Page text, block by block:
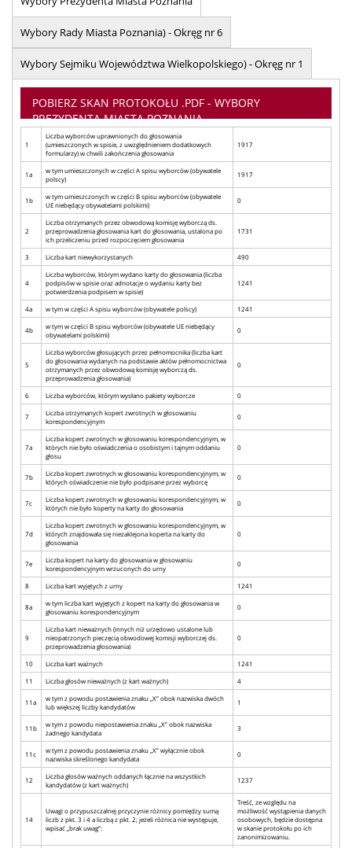
Wybory Rady Miasta Poznania) - Okręg nr 6
Wybory Sejmiku Województwa Wielkopolskiego) - Okręg nr 1
POBIERZ SKAN PROTOKOŁU .PDF - WYBORY
PREZYDENTA MIASTA POZNANIA
1
Liczba wyborców uprawnionych do głosowania
(umieszczonych w spisie, z uwzględnieniem dodatkowych
formularzy) w chwili zakończenia głosowania
1917
1a
w tym umieszczonych w części A spisu wyborców (obywatele
polscy)
1917
1b
w tym umieszczonych w części B spisu wyborców (obywatele
UE niebędący obywatelami polskimi)
0
2
Liczba otrzymanych przez obwodową komisję wyborczą ds.
przeprowadzenia głosowania kart do głosowania, ustalona po
ich przeliczeniu przed rozpoczęciem głosowania
1731
3 Liczba kart niewykorzystanych 490
4
Liczba wyborców, którym wydano karty do głosowania (liczba
podpisów w spisie oraz adnotacje o wydaniu karty bez
potwierdzenia podpisem w spisie)
1241
4a w tym w części A spisu wyborców (obywatele polscy) 1241
4b
w tym w części B spisu wyborców (obywatele UE niebędący
obywatelami polskimi)
0
5
Liczba wyborców głosujących przez pełnomocnika (liczba kart
do głosowania wydanych na podstawie aktów pełnomocnictwa
otrzymanych przez obwodową komisję wyborczą ds.
przeprowadzenia głosowania)
0
6 Liczba wyborców, którym wysłano pakiety wyborcze 0
7
Liczba otrzymanych kopert zwrotnych w głosowaniu
korespondencyjnym
0
7a
Liczba kopert zwrotnych w głosowaniu korespondencyjnym, w
których nie było oświadczenia o osobistym i tajnym oddaniu
głosu
0
7b
Liczba kopert zwrotnych w głosowaniu korespondencyjnym, w
których oświadczenie nie było podpisane przez wyborcę
0
7c
Liczba kopert zwrotnych w głosowaniu korespondencyjnym, w
których nie było koperty na karty do głosowania
0
7d
Liczba kopert zwrotnych w głosowaniu korespondencyjnym, w
których znajdowała się niezaklejona koperta na karty do
głosowania
0
7e
Liczba kopert na karty do głosowania w głosowaniu
korespondencyjnym wrzuconych do urny
0
8 Liczba kart wyjętych z urny 1241
8a
w tym liczba kart wyjętych z kopert na karty do głosowania w
głosowaniu korespondencyjnym
0
9
Liczba kart nieważnych (innych niż urzędowo ustalone lub
nieopatrzonych pieczęcią obwodowej komisji wyborczej ds.
przeprowadzenia głosowania)
0
10 Liczba kart ważnych
1241
11
Liczba głosów nieważnych (z kart ważnych) 4
11a
w tym z powodu postawienia znaku „X” obok nazwiska dwóch
lub większej liczby kandydatów
1
11b
w tym z powodu niepostawienia znaku „X” obok nazwiska
żadnego kandydata
3
11c
w tym z powodu postawienia znaku „X” wyłącznie obok
nazwiska skreślonego kandydata
0
12
Liczba głosów ważnych oddanych łącznie na wszystkich
kandydatów (z kart ważnych)
1237
14
Uwagi o przypuszczalnej przyczynie różnicy pomiędzy sumą
liczb z pkt. 3 i 4 a liczbą z pkt. 2; jeżeli różnica nie występuje,
wpisać „brak uwag”:
Treść, ze względu na
możliwość wystąpienia danych
osobowych, będzie dostępna
w skanie protokołu po ich
zanonimizowaniu.